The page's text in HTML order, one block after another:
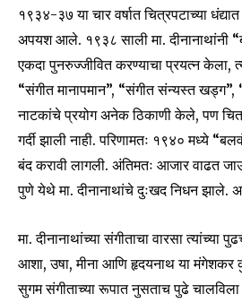
१९३४-३७ या चार वर्षात चित्रपटाच्या
अपयश आले. १९३८ साली मा. दीनानाथांनी
एकदा पुनरुज्जीवित करण्याचा प्रयत्न केला,
“संगीत मानापमान”, “संगीत संन्यस्त खड्ग”,
नाटकांचे प्रयोग अनेक ठिकाणी केले, पण
गर्दी झाली नाही. परिणामतः १९४० मध्ये
बंद करावी लागली. अंतिमतः आजार वाढत
पुणे येथे मा. दीनानाथांचे दुःखद निधन झाले.
मा. दीनानाथांच्या संगीताचा वारसा त्यांच्या
आशा, उषा, मीना आणि हृदयनाथ या मंगेशकर
सुगम संगीताच्या रूपात नुसताच पुढे